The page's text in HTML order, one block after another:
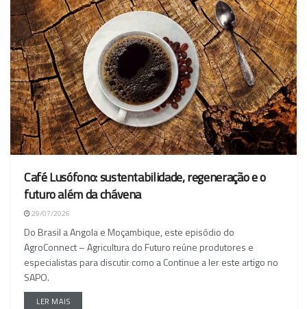
Café Lusófono: sustentabilidade, regeneração e o
futuro além da chávena
29/07/2026
Do Brasil a Angola e Moçambique, este episódio do
AgroConnect – Agricultura do Futuro reúne produtores e
especialistas para discutir como a Continue a ler este artigo no
SAPO.
LER MAIS